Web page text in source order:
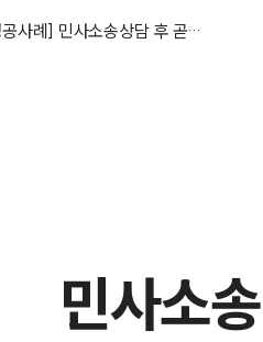
[물품대금소송 성공사례] 민사소송상담 후 곧바로 전담팀 구성, 위탁판매 아닌 것 밝힘
민사소